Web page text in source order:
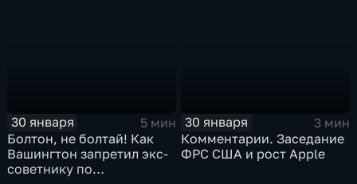
30 января
5 мин
Болтон, не болтай! Как
Вашингтон запретил экс-
советнику по
30 января
3 мин
Комментарии. Заседание
ФРС США и рост Apple